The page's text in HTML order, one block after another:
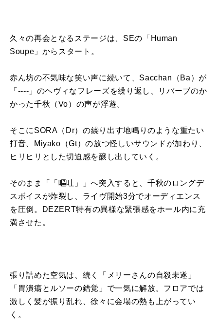
久々の再会となるステージは、SEの「Human
Soupe」からスタート。
赤ん坊の不気味な笑い声に続いて、Sacchan（Ba）が
「----」のヘヴィなフレーズを繰り返し、リバーブのか
かった千秋（Vo）の声が浮遊。
そこにSORA（Dr）の繰り出す地鳴りのような重たい
打音、Miyako（Gt）の放つ怪しいサウンドが加わり、
ヒリヒリとした切迫感を醸し出していく。
そのまま「「嘔吐」」へ突入すると、千秋のロングデ
スボイスが炸裂し、ライヴ開始3分でオーディエンス
を圧倒。DEZERT特有の異様な緊張感をホール内に充
満させた。
張り詰めた空気は、続く「メリーさんの自殺未遂」
「胃潰瘍とルソーの錯覚」で一気に解放。フロアでは
激しく髪が振り乱れ、徐々に会場の熱も上がってい
く。